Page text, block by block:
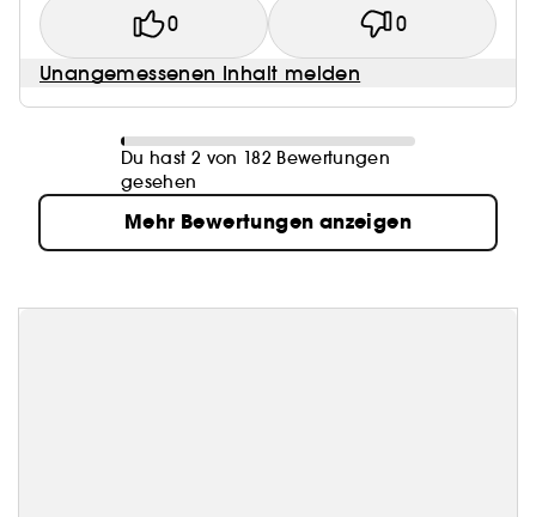
0 0
Unangemessenen Inhalt melden
Du hast 2 von 182 Bewertungen
gesehen
Mehr Bewertungen anzeigen